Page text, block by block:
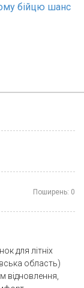
бійцю шанс
Поширень: 0
для літніх
область)
відновлення,